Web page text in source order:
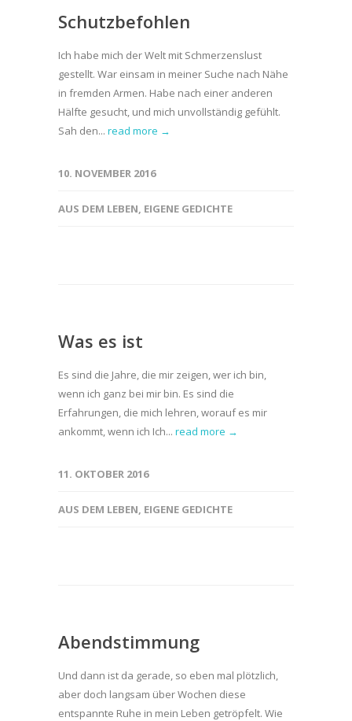
Schutzbefohlen
Ich habe mich der Welt mit Schmerzenslust
gestellt. War einsam in meiner Suche nach Nähe
in fremden Armen. Habe nach einer anderen
Hälfte gesucht, und mich unvollständig gefühlt.
Sah den... read more →
10. NOVEMBER 2016
AUS DEM LEBEN, EIGENE GEDICHTE
Was es ist
Es sind die Jahre, die mir zeigen, wer ich bin,
wenn ich ganz bei mir bin. Es sind die
Erfahrungen, die mich lehren, worauf es mir
ankommt, wenn ich Ich... read more →
11. OKTOBER 2016
AUS DEM LEBEN, EIGENE GEDICHTE
Abendstimmung
Und dann ist da gerade, so eben mal plötzlich,
aber doch langsam über Wochen diese
entspannte Ruhe in mein Leben getröpfelt. Wie